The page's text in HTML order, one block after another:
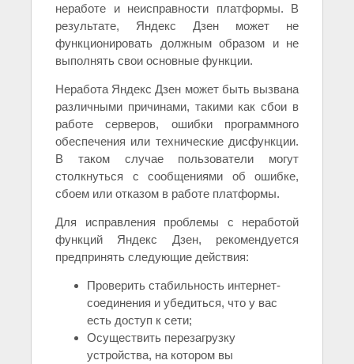
неработе и неисправности платформы. В
результате, Яндекс Дзен может не
функционировать должным образом и не
выполнять свои основные функции.
Неработа Яндекс Дзен может быть вызвана
различными причинами, такими как сбои в
работе серверов, ошибки программного
обеспечения или технические дисфункции.
В таком случае пользователи могут
столкнуться с сообщениями об ошибке,
сбоем или отказом в работе платформы.
Для исправления проблемы с неработой
функций Яндекс Дзен, рекомендуется
предпринять следующие действия:
Проверить стабильность интернет-
соединения и убедиться, что у вас
есть доступ к сети;
Осуществить перезагрузку
устройства, на котором вы